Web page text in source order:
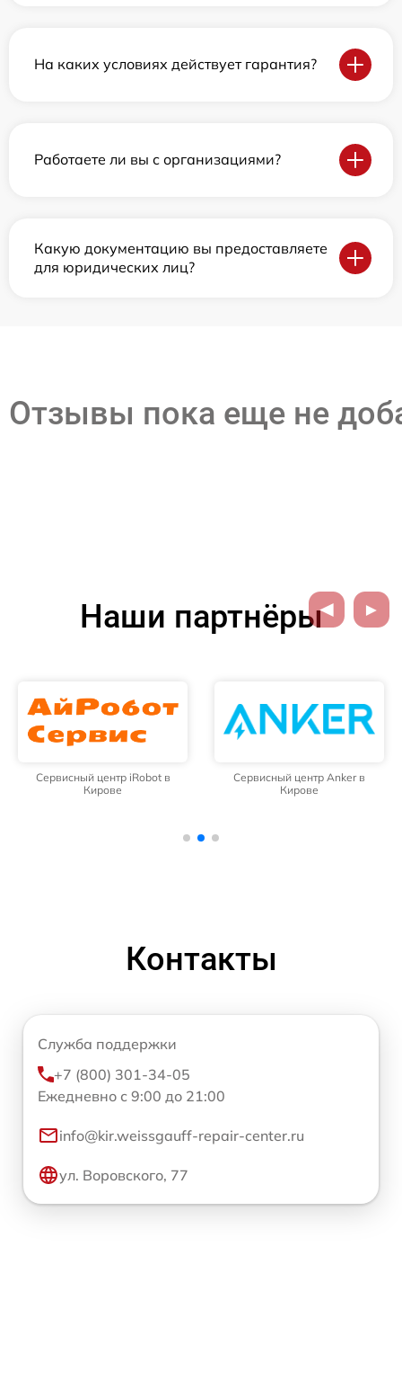
На каких условиях действует гарантия?
Работаете ли вы с организациями?
Какую документацию вы предоставляете
для юридических лиц?
Отзывы пока еще не
Наши партнёры
Сервисный центр iRobot в
Кирове
Сервисный центр Anker в
Кирове
Контакты
Служба поддержки
+7 (800) 301-34-05
Ежедневно с 9:00 до 21:00
info@kir.weissgauff-repair-center.ru
ул. Воровского, 77